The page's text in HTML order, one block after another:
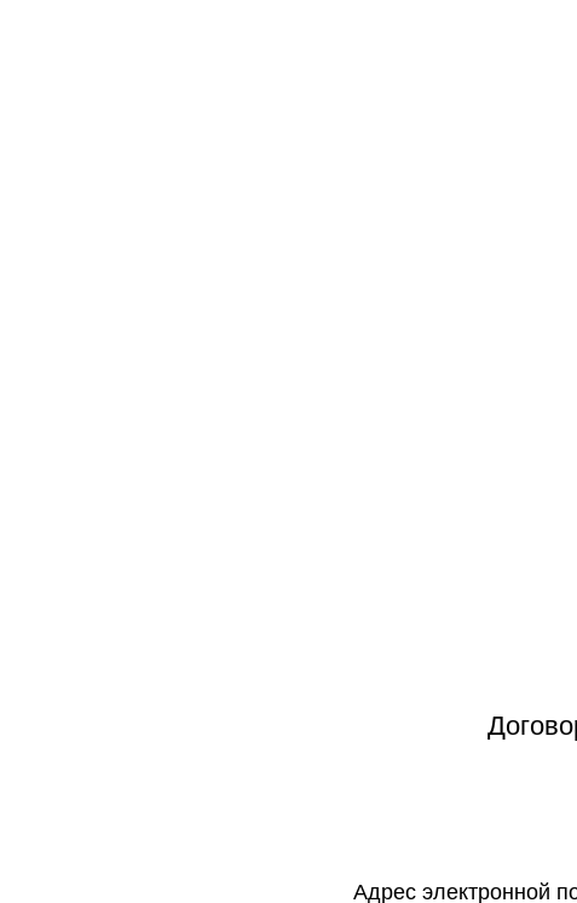
Адрес электронной